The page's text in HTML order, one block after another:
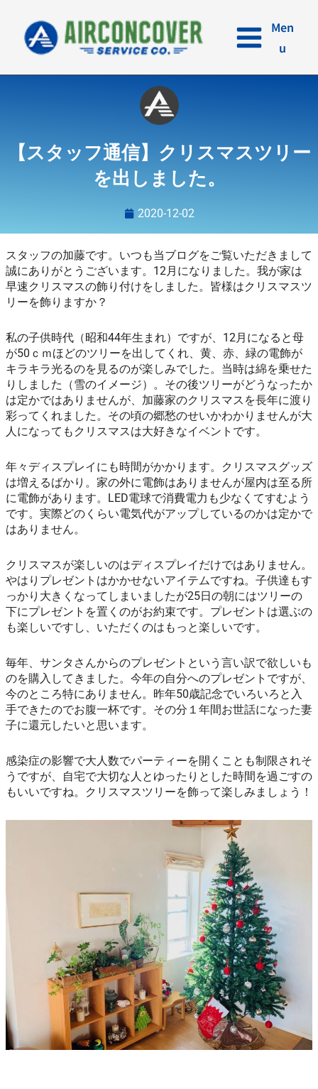
キ
Men
u
【スタッフ通信】クリスマスツリー
を出しました。
2020-12-02
スタッフの加藤です。いつも当ブログをご覧いただきまして
誠にありがとうございます。12月になりました。我が家は
早速クリスマスの飾り付けをしました。皆様はクリスマスツ
リーを飾りますか？
私の子供時代（昭和44年生まれ）ですが、12月になると母
が50ｃｍほどのツリーを出してくれ、黄、赤、緑の電飾が
キラキラ光るのを見るのが楽しみでした。当時は綿を乗せた
りしました（雪のイメージ）。その後ツリーがどうなったか
は定かではありませんが、加藤家のクリスマスを長年に渡り
彩ってくれました。その頃の郷愁のせいかわかりませんが大
人になってもクリスマスは大好きなイベントです。
年々ディスプレイにも時間がかかります。クリスマスグッズ
は増えるばかり。家の外に電飾はありませんが屋内は至る所
に電飾があります。LED電球で消費電力も少なくてすむよう
です。実際どのくらい電気代がアップしているのかは定かで
はありません。
クリスマスが楽しいのはディスプレイだけではありません。
やはりプレゼントはかかせないアイテムですね。子供達もす
っかり大きくなってしまいましたが25日の朝にはツリーの
下にプレゼントを置くのがお約束です。プレゼントは選ぶの
も楽しいですし、いただくのはもっと楽しいです。
毎年、サンタさんからのプレゼントという言い訳で欲しいも
のを購入してきました。今年の自分へのプレゼントですが、
今のところ特にありません。昨年50歳記念でいろいろと入
手できたのでお腹一杯です。その分１年間お世話になった妻
子に還元したいと思います。
感染症の影響で大人数でパーティーを開くことも制限されそ
うですが、自宅で大切な人とゆったりとした時間を過ごすの
もいいですね。クリスマスツリーを飾って楽しみましょう！